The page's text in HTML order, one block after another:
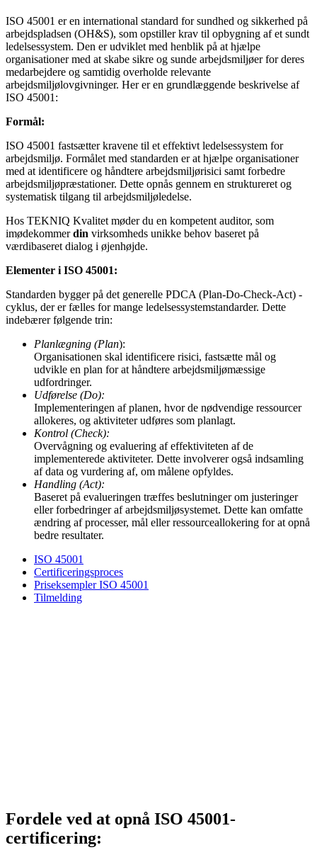
ISO 45001 er en international standard for sundhed og sikkerhed på
arbejdspladsen (OH&S), som opstiller krav til opbygning af et sundt
ledelsessystem. Den er udviklet med henblik på at hjælpe
organisationer med at skabe sikre og sunde arbejdsmiljøer for deres
medarbejdere og samtidig overholde relevante
arbejdsmiljølovgivninger. Her er en grundlæggende beskrivelse af
ISO 45001:
Formål:
ISO 45001 fastsætter kravene til et effektivt ledelsessystem for
arbejdsmiljø. Formålet med standarden er at hjælpe organisationer
med at identificere og håndtere arbejdsmiljørisici samt forbedre
arbejdsmiljøpræstationer. Dette opnås gennem en struktureret og
systematisk tilgang til arbejdsmiljøledelse.
Hos TEKNIQ Kvalitet møder du en kompetent auditor, som
imødekommerdin virksomheds unikke behov baseret på
værdibaseret dialog i øjenhøjde.
Elementer i ISO 45001:
Standarden bygger på det generelle PDCA (Plan-Do-Check-Act) -
cyklus, der er fælles for mange ledelsessystemstandarder. Dette
indebærer følgende trin:
Planlægning (Plan):
Organisationen skal identificere risici, fastsætte mål og
udvikle en plan for at håndtere arbejdsmiljømæssige
udfordringer.
Udførelse (Do):
Implementeringen af planen, hvor de nødvendige ressourcer
allokeres, og aktiviteter udføres som planlagt.
Kontrol (Check):
Overvågning og evaluering af effektiviteten af de
implementerede aktiviteter. Dette involverer også indsamling
af data og vurdering af, om målene opfyldes.
Handling (Act):
Baseret på evalueringen træffes beslutninger om justeringer
eller forbedringer af arbejdsmiljøsystemet. Dette kan omfatte
ændring af processer, mål eller ressourceallokering for at opnå
bedre resultater.
ISO 45001
Certificeringsproces
Priseksempler ISO 45001
Tilmelding
Fordele ved at opnå ISO 45001-
certificering: